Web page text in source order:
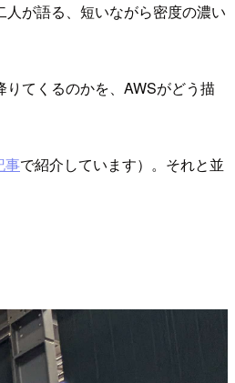
が語る、短いながら密度の濃い
てくるのかを、AWSがどう描
事で紹介しています）。それと並